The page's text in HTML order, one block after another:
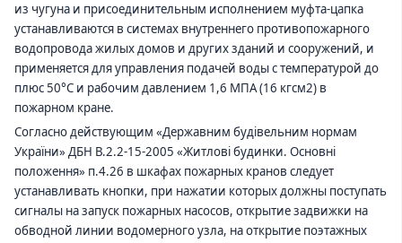
из чугуна и присоединительным исполнением муфта-цапка
устанавливаются в системах внутреннего противопожарного
водопровода жилых домов и других зданий и сооружений, и
применяется для управления подачей воды с температурой до
плюс 50°C и рабочим давлением 1,6 МПА (16 кгсм2) в
пожарном кране.
Согласно действующим «Державним будівельним нормам
України» ДБН В.2.2-15-2005 «Житлові будинки. Основні
положення» п.4.26 в шкафах пожарных кранов следует
устанавливать кнопки, при нажатии которых должны поступать
сигналы на запуск пожарных насосов, открытие задвижки на
обводной линии водомерного узла, на открытие поэтажных